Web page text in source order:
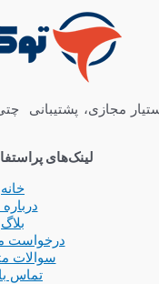
مجازی، پشتیبانی
لینک‌های
خانه
درباره
بلاگ
درخواست
سوالات
تماس